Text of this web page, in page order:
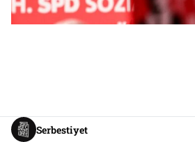
Serbestiyet